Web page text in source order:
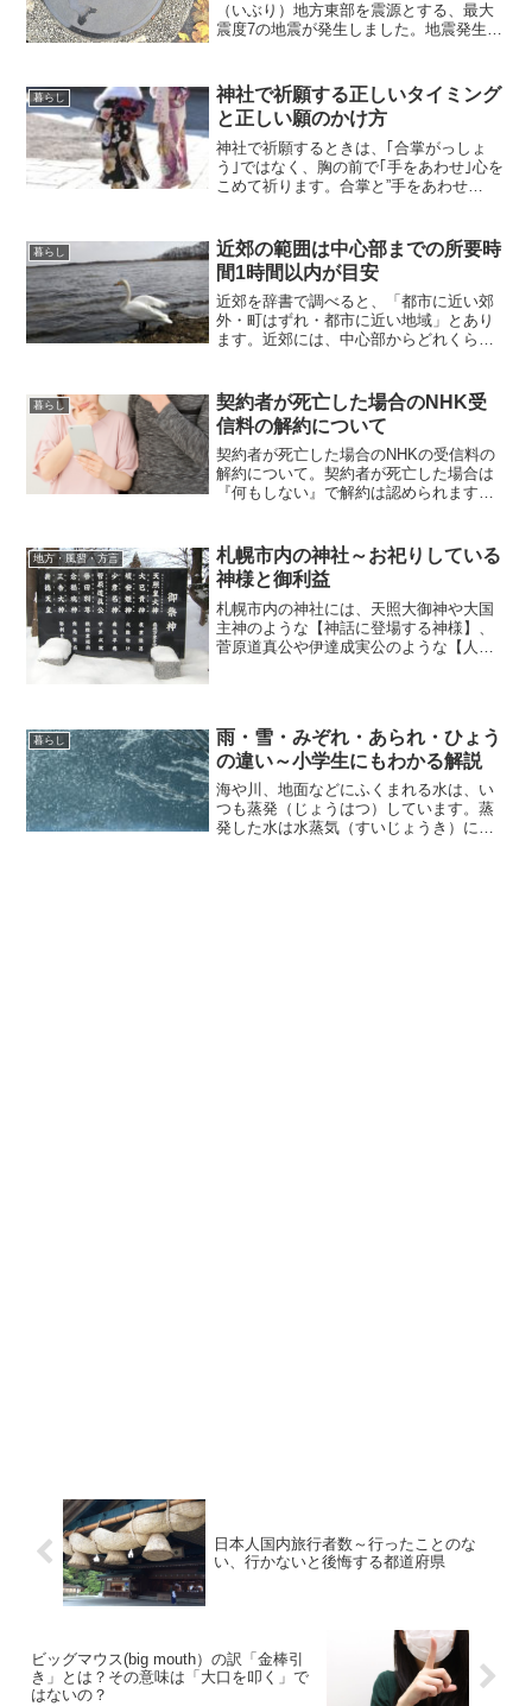
（いぶり）地方東部を震源とする、最大
震度7の地震が発生しました。地震発生直
なライフラインが絶たれ、道民のほぼ全
員が信号機の灯...
暮らし
神社で祈願する正しいタイミング
と正しい願のかけ方
神社で祈願するときは、｢合掌がっしょ
う｣ではなく、胸の前で｢手をあわせ｣心を
こめて祈ります。合掌と”手をあわせ
両方の手のひらを顔や胸の前で合わせる
こと｣手をあわせるは...
暮らし
近郊の範囲は中心部までの所要時
間1時間以内が目安
近郊を辞書で調べると、「都市に近い郊
外・町はずれ・都市に近い地域」とあり
ます。近郊には、中心部からどれくらい
近郊の賃貸物件」・「札幌近郊の観光ス
ポット」などの記事、記事...
暮らし
契約者が死亡した場合のNHK受
信料の解約について
契約者が死亡した場合のNHKの受信料の
解約について。契約者が死亡した場合は
『何もしない』で解約は認められます。
にNHKから請求書が届きますが、こちら
は「郵便法 第42条...
地方・風習・方言
札幌市内の神社～お祀りしている
神様と御利益
札幌市内の神社には、天照大御神や大国
主神のような【神話に登場する神様】、
菅原道真公や伊達成実公のような【人を
暮らし
雨・雪・みぞれ・あられ・ひょう
の違い～小学生にもわかる解説
海や川、地面などにふくまれる水は、い
つも蒸発（じょうはつ）しています。蒸
発した水は水蒸気（すいじょうき）にな
日本人国内旅行者数～行ったことのな
い、行かないと後悔する都道府県
ビッグマウス(big mouth）の訳「金棒引
き」とは？その意味は「大口を叩く」で
はないの？